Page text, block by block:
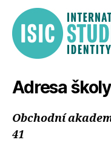
Adresa školy
Obchodní
41